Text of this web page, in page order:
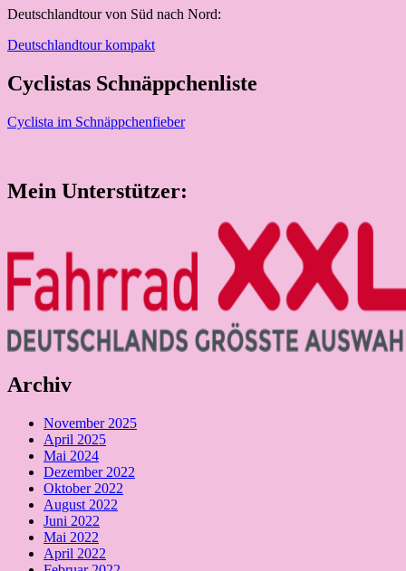
Deutschlandtour von Süd nach Nord:
Deutschlandtour kompakt
Cyclistas Schnäppchenliste
Cyclista im Schnäppchenfieber
Mein Unterstützer:
Archiv
November 2025
April 2025
Mai 2024
Dezember 2022
Oktober 2022
August 2022
Juni 2022
Mai 2022
April 2022